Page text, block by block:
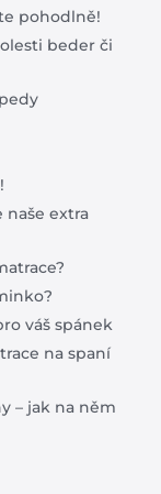
pohodlně!
beder či
naše extra
váš spánek
na spaní
– jak na něm